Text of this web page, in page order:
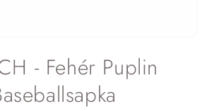
- Fehér Puplin